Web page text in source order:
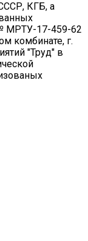
КГБ, а
МРТУ-17-459-62
комбинате, г.
"Труд" в